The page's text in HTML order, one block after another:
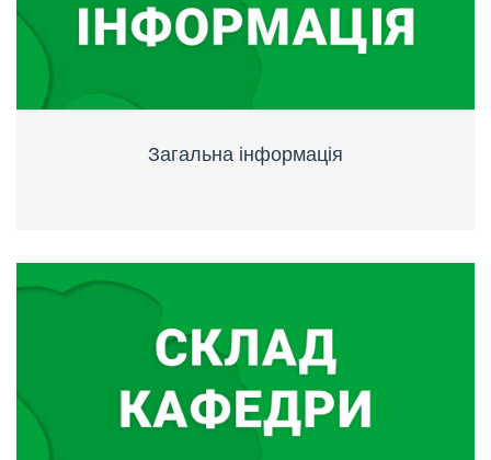
Загальна інформація